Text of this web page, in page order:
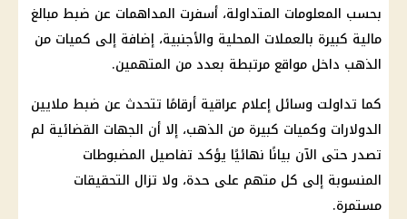
بحسب المعلومات المتداولة، أسفرت المداهمات عن ضبط مبالغ
مالية كبيرة بالعملات المحلية والأجنبية، إضافة إلى كميات من
الذهب داخل مواقع مرتبطة بعدد من المتهمين.
كما تداولت وسائل إعلام عراقية أرقامًا تتحدث عن ضبط ملايين
الدولارات وكميات كبيرة من الذهب، إلا أن الجهات القضائية لم
تصدر حتى الآن بيانًا نهائيًا يؤكد تفاصيل المضبوطات
المنسوبة إلى كل متهم على حدة، ولا تزال التحقيقات
مستمرة.